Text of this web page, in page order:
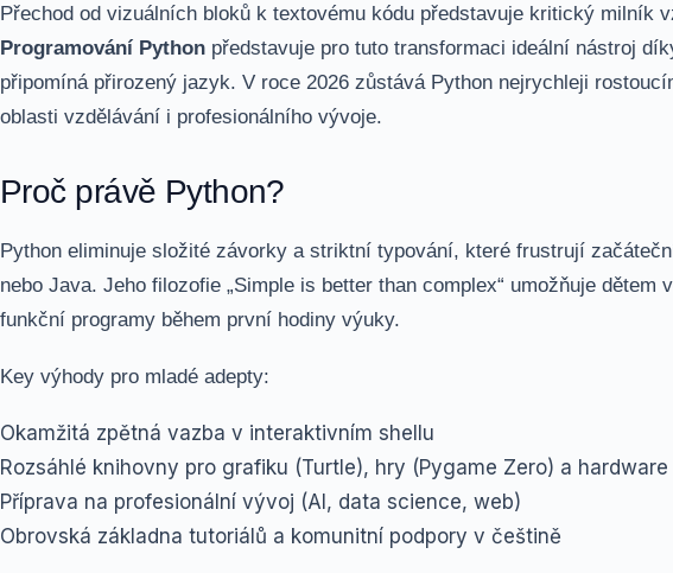
Přechod od vizuálních bloků k textovému kódu představuje kritický milník
Programování Python představuje pro tuto transformaci ideální nástroj
připomíná přirozený jazyk. V roce 2026 zůstává Python nejrychleji
oblasti vzdělávání i profesionálního vývoje.
Proč právě Python?
Python eliminuje složité závorky a striktní typování, které frustrují
nebo Java. Jeho filozofie „Simple is better than complex“ umožňuje dětem
funkční programy během první hodiny výuky.
Key výhody pro mladé adepty:
Okamžitá zpětná vazba v interaktivním shellu
Rozsáhlé knihovny pro grafiku (Turtle), hry (Pygame Zero) a
Příprava na profesionální vývoj (AI, data science, web)
Obrovská základna tutoriálů a komunitní podpory v češtině